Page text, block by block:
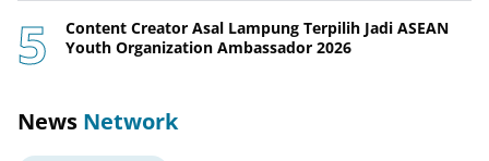
Content Creator Asal Lampung Terpilih Jadi ASEAN
Youth Organization Ambassador 2026
News Network